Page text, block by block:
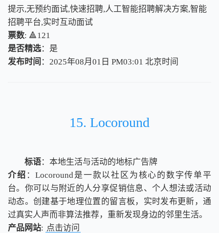
提示,无预约面试,快速招聘,人工智能招聘解决方案,智能
招聘平台,实时互动面试
票数: 🔺121
是否精选：是
发布时间 ：2025年08月01日 PM03:01 北京时间
北京时间
15. Locoround
标语：本地生活与活动的地标广告牌
介绍 ：Locoround是一款以社区为核心的数字传单平
台。你可以与附近的人分享促销信息、个人想法或活动
动态。创建基于地理位置的留言板，实时发布更新，通
过真实人声而非算法推荐，重新发现身边的邻里生活。
产品网站: 点击访问